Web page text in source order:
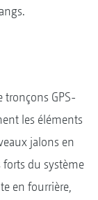
GPS-
les éléments
jalons en
forts du système
en fourrière,